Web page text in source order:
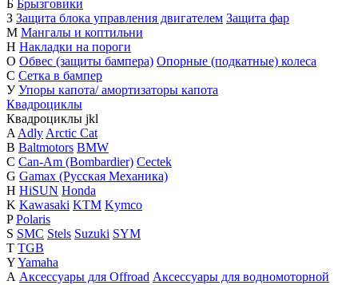
Б Брызговики
З Защита блока управления двигателем Защита фар
М Мангалы и коптильни
Н Накладки на пороги
О Обвес (защиты бампера) Опорные (подкатные) колеса
С Сетка в бампер
У Упоры капота/ амортизаторы капота
Квадроциклы
Квадроциклы jkl
A Adly Arctic Cat
B Baltmotors BMW
C Can-Am (Bombardier) Cectek
G Gamax (Русская Механика)
H HiSUN Honda
K Kawasaki KTM Kymco
P Polaris
S SMC Stels Suzuki SYM
T TGB
YYamaha
А Аксессуары для Offroad Аксессуары для водномоторной